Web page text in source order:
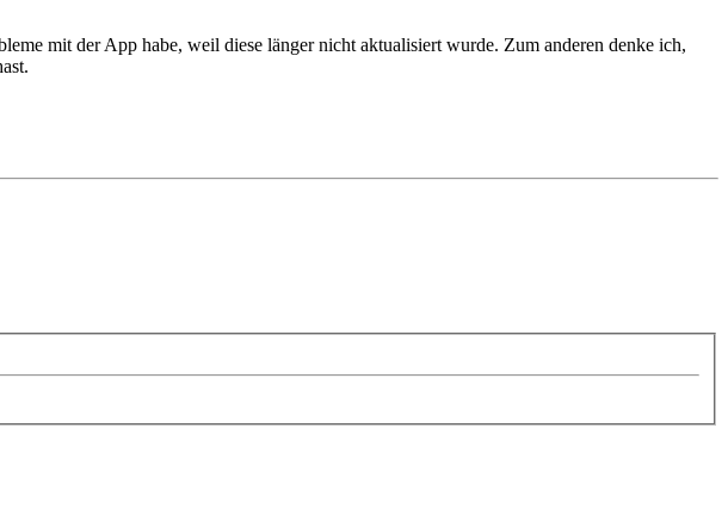
mit der App habe, weil diese länger nicht aktualisiert wurde. Zum anderen denke ich,